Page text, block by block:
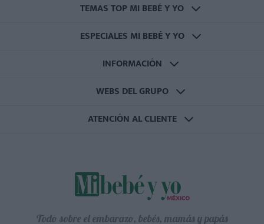
TEMAS TOP MI BEBÉ Y YO
ESPECIALES MI BEBÉ Y YO
INFORMACIÓN
WEBS DEL GRUPO
ATENCIÓN AL CLIENTE
Todo sobre el embarazo, bebés, mamás y papás